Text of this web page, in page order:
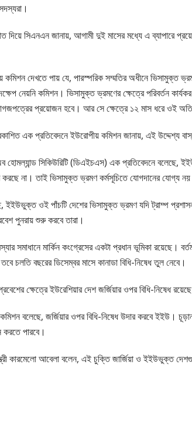
দিয়ে সিএনএন জানায়, আগামী দুই মাসের মধ্যে এ
দেখতে পায় যে, পারস্পরিক সম্মতির অধীনে ভিসামুক্ত
নেয়নি কমিশন। ভিসামুক্ত ভ্রমণের ক্ষেত্রে পরিবর্তন
প্রয়োজন হবে। আর সে ক্ষেত্রে ১২ মাস ধরে ওই
এক প্রতিবেদনে ইউরোপীয় কমিশন জানায়, এই উদ্দেশ্য
অব হোমল্যান্ড সিকিউরিটি (ডিএইচএস) এক প্রতিবেদনে
করছে না। তাই ভিসামুক্ত ভ্রমণ কর্মসূচিতে যোগদানের যোগ্য
ইইউভুক্ত ওই পাঁচটি দেশের ভিসামুক্ত ভ্রমণ যদি ট্রাম্প
পুনরায় শুরু করবে তারা।
সমাধানে মার্কিন কংগ্রেসের একটা প্রধান ভূমিকা রয়েছে।
চলতি বছরের ডিসেম্বর মাসে কানাডা বিধি-নিষেধ তুল নেবে।
ক্ষেত্রে ইউরেশিয়ার দেশ জর্জিয়ার ওপর বিধি-নিষেধ
বলেছে, জর্জিয়ার ওপর বিধি-নিষেধ উদার করবে ইইউ।
পারবে।
কারমেলো আবেলা বলেন, এই চুক্তি জার্জিয়া ও ইইউভুক্ত